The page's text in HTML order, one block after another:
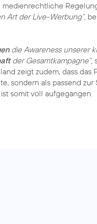
Art der Live-Werbung“,
die Awareness unserer
der Gesamtkampagne“,
zeigt zudem, dass
sondern als passend
ist somit voll aufgegangen.